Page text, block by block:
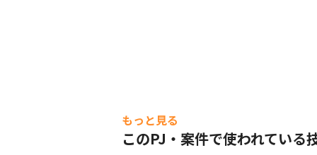
もっと見る
このPJ・案件で使われている